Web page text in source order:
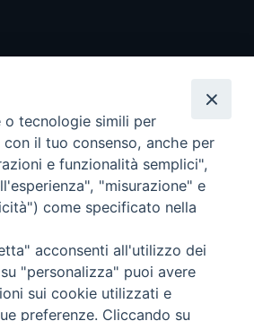
- Tutti i diritti riservati - Vita
tecnologie simili per
il tuo consenso, anche per
e funzionalità semplici",
"misurazione" e
come specificato nella
acconsenti all'utilizzo dei
"personalizza" puoi avere
sui cookie utilizzati e
preferenze. Cliccando su